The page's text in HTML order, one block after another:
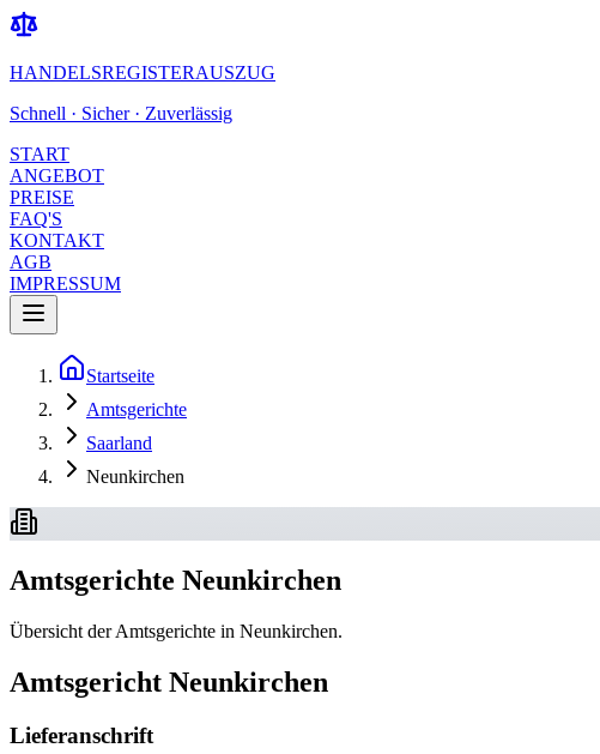
HANDELSREGISTERAUSZUG
Schnell · Sicher · Zuverlässig
START
ANGEBOT
PREISE
FAQ'S
KONTAKT
AGB
IMPRESSUM
Startseite
Amtsgerichte
Saarland
Neunkirchen
Amtsgerichte Neunkirchen
Übersicht der Amtsgerichte in Neunkirchen.
Amtsgericht Neunkirchen
Lieferanschrift